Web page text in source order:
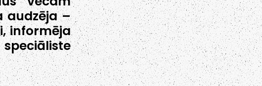
audzēja –
informēja